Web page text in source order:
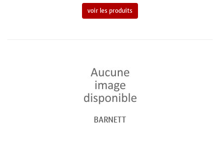
voir les produits
BARNETT